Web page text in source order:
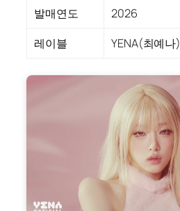
발매연도
2026
레이블
YENA(최예나)